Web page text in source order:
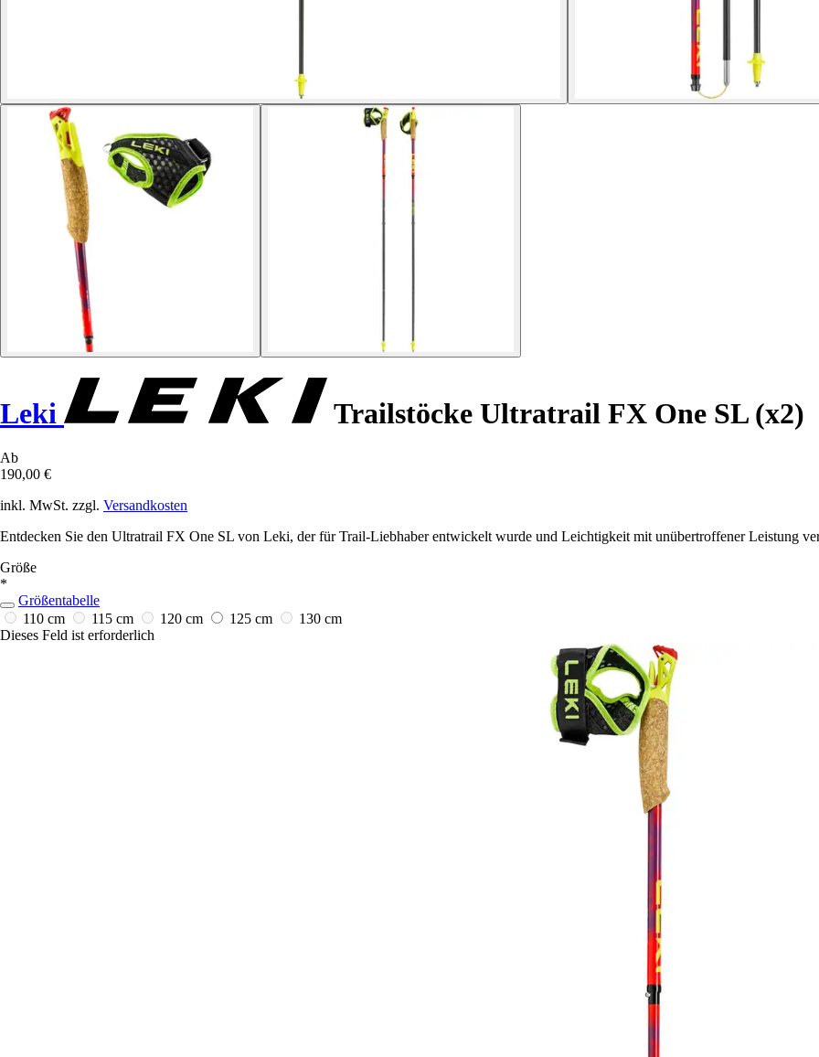
Leki Trailstöcke Ultratrail FX One SL (x2)
Ab
190,00 €
inkl. MwSt. zzgl. Versandkosten
Entdecken Sie den Ultratrail FX One SL von Leki, der für Trail-Liebhaber entwickelt wurde und Leichtigkeit mit unübertroffener Leistung
Größe
*
Größentabelle
110 cm
115 cm 120 cm 125 cm
130 cm
Dieses Feld ist erforderlich